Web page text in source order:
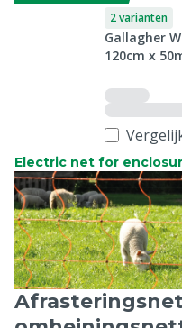
2 varianten
Gallagher
120cm x
Electric net for